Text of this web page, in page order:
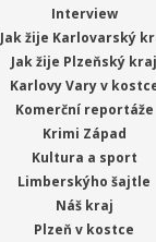
Interview
Jak žije Karlovarský
Jak žije Plzeňský kraj
Karlovy Vary v
Komerční reportáže
Krimi Západ
Kultura a sport
Limberskýho šajtle
Náš kraj
Plzeň v kostce